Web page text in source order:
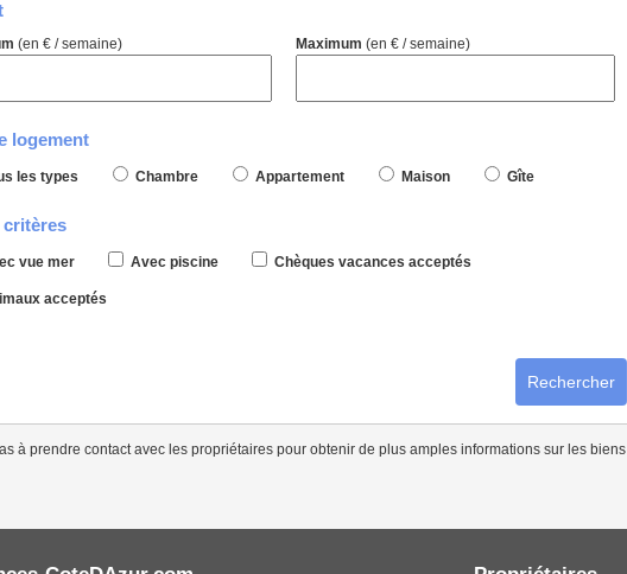
(en € / semaine) Maximum (en € / semaine)
logement
les types Chambre Appartement Maison Gîte
critères
vue mer Avec piscine Chèques vacances acceptés
acceptés
Rechercher
à prendre contact avec les propriétaires pour obtenir de plus amples informations sur les biens